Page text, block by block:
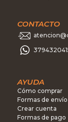
CONTACTO
AYUDA
Cómo comprar
Formas de envío
Crear cuenta
Formas de pago